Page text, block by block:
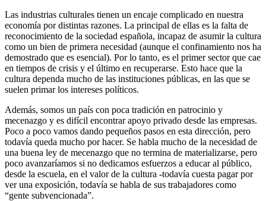
Las industrias culturales tienen un encaje complicado en nuestra
economía por distintas razones. La principal de ellas es la falta de
reconocimiento de la sociedad española, incapaz de asumir la cultura
como un bien de primera necesidad (aunque el confinamiento nos ha
demostrado que es esencial). Por lo tanto, es el primer sector que cae
en tiempos de crisis y el último en recuperarse. Esto hace que la
cultura dependa mucho de las instituciones públicas, en las que se
suelen primar los intereses políticos.
Además, somos un país con poca tradición en patrocinio y
mecenazgo y es difícil encontrar apoyo privado desde las empresas.
Poco a poco vamos dando pequeños pasos en esta dirección, pero
todavía queda mucho por hacer. Se habla mucho de la necesidad de
una buena ley de mecenazgo que no termina de materializarse, pero
poco avanzaríamos si no dedicamos esfuerzos a educar al público,
desde la escuela, en el valor de la cultura -todavía cuesta pagar por
ver una exposición, todavía se habla de sus trabajadores como
“gente subvencionada”.